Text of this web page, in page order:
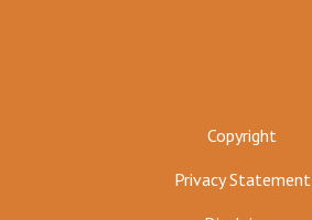
Copyright
Privacy Statement